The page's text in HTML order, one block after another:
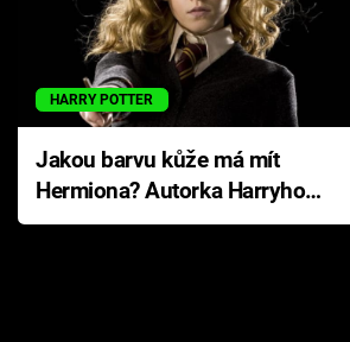
HARRY POTTER
Jakou barvu kůže má mít
Hermiona? Autorka Harryho
Pottera přišla s ráznou